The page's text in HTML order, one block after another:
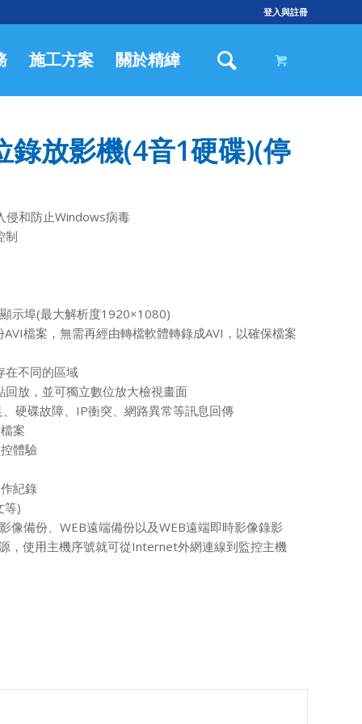
登入與註冊
施工方案 關於精緯
錄放影機(4音1硬碟)(停
侵和防止Windows病毒
制
示埠(最大解析度1920×1080)
檔案，無需再經由轉檔軟體轉錄成AVI，以確保檔案
在不同的區域
放，並可獨立數位放大檢視畫面
硬碟故障、IP衝突、網路異常等訊息回傳
案
體驗
紀錄
等)
像備份、WEB遠端備份以及WEB遠端即時影像錄影
，使用主機序號就可從Internet外網連線到監控主機